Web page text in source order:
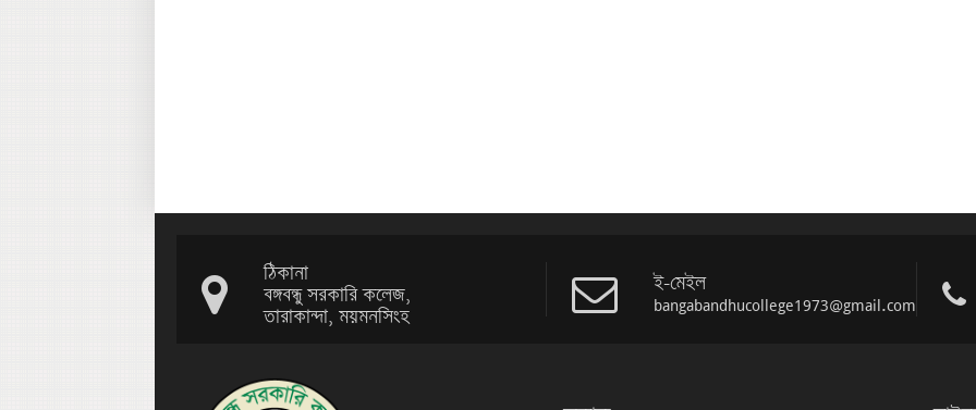
ঠিকানা
বঙ্গবন্ধু সরকারি কলেজ,
তারাকান্দা, ময়মনসিংহ
ই-মেইল
bangabandhucollege1973@gmail.com